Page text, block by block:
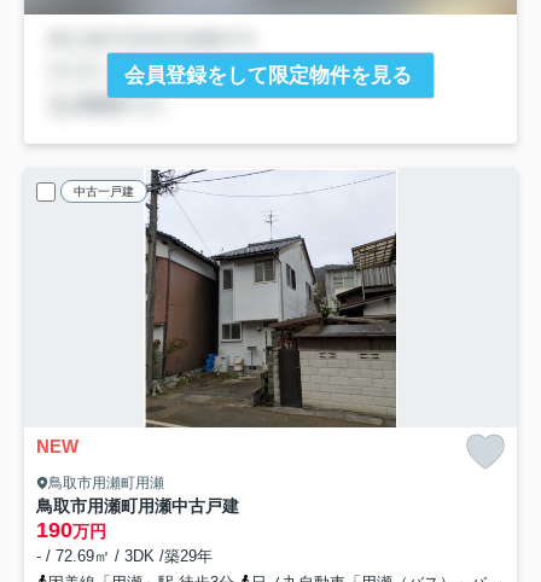
会員登録をして限定物件を見る
中古一戸建
NEW
鳥取市用瀬町用瀬
鳥取市用瀬町用瀬中古戸建
190万円
- / 72.69㎡ / 3DK /築29年